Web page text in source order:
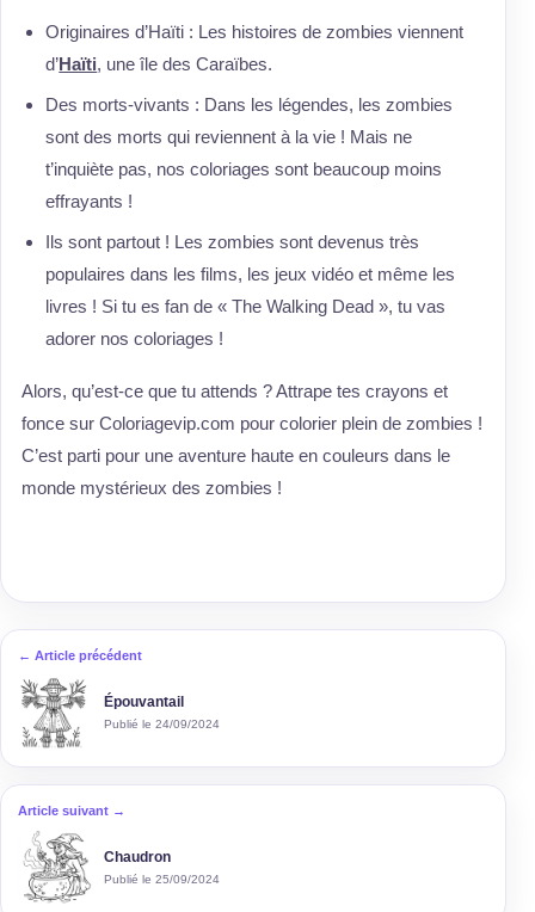
Originaires d’Haïti : Les histoires de zombies viennent
d’Haïti, une île des Caraïbes.
Des morts-vivants : Dans les légendes, les zombies
sont des morts qui reviennent à la vie ! Mais ne
t’inquiète pas, nos coloriages sont beaucoup moins
effrayants !
Ils sont partout ! Les zombies sont devenus très
populaires dans les films, les jeux vidéo et même les
livres ! Si tu es fan de « The Walking Dead », tu vas
adorer nos coloriages !
Alors, qu’est-ce que tu attends ? Attrape tes crayons et
fonce sur Coloriagevip.com pour colorier plein de zombies !
C’est parti pour une aventure haute en couleurs dans le
monde mystérieux des zombies !
← Article précédent
Épouvantail
Publié le 24/09/2024
Article suivant →
Chaudron
Publié le 25/09/2024